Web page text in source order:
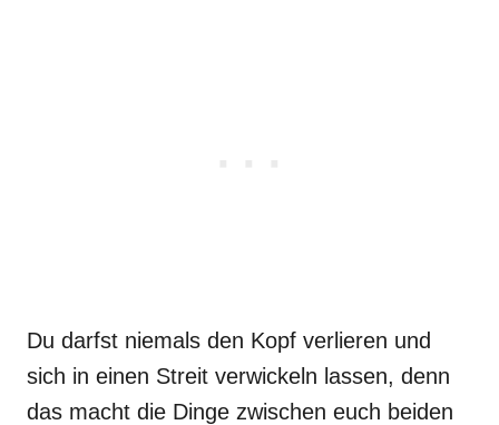
Du darfst niemals den Kopf verlieren und
sich in einen Streit verwickeln lassen, denn
das macht die Dinge zwischen euch beiden